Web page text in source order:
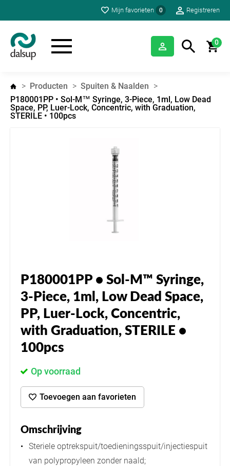
Mijn favorieten 0 Registreren
0
Producten
Spuiten & Naalden
P180001PP • Sol-M™ Syringe, 3-Piece, 1ml, Low Dead
Space, PP, Luer-Lock, Concentric, with Graduation,
STERILE • 100pcs
P180001PP • Sol-M™ Syringe,
3-Piece, 1ml, Low Dead Space,
PP, Luer-Lock, Concentric,
with Graduation, STERILE •
100pcs
Op voorraad
Toevoegen aan favorieten
Omschrijving
Steriele optrekspuit/toedieningsspuit/injectiespuit
van polypropyleen zonder naald;